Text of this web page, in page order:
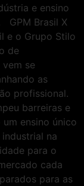
e ensino
GPM Brasil X
e o Grupo Stilo
de
se
as
profissional.
barreiras e
ensino único
na
para o
cada
para as